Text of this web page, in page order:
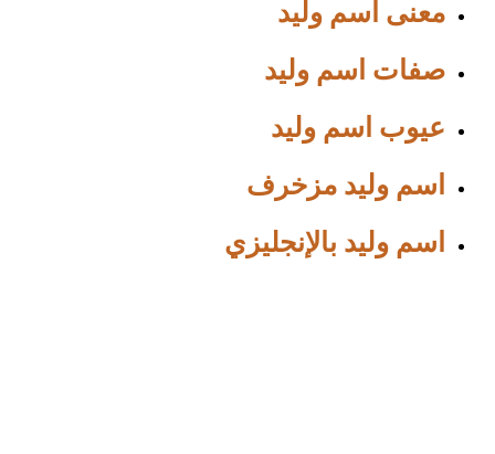
معنى اسم وليد
صفات اسم وليد
عيوب اسم وليد
اسم وليد مزخرف
اسم وليد بالإنجليزي